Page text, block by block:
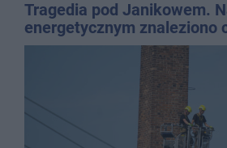
Tragedia pod Janikowem.
energetycznym znaleziono
mężczyzny